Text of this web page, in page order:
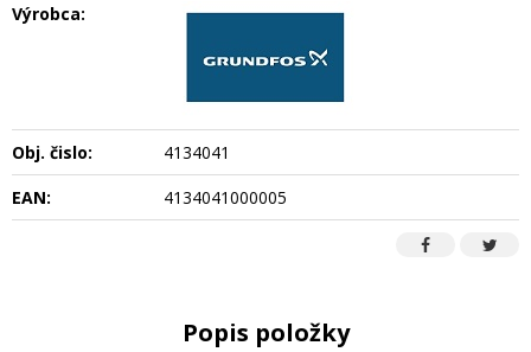
Výrobca:
Obj. čislo:
4134041
EAN:
4134041000005
Popis položky